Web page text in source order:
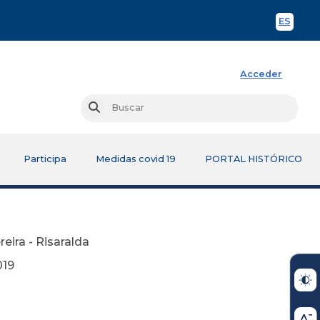
ES
Acceder
Buscar
Participa Medidas covid 19 PORTAL HISTÓRICO
- Risaralda